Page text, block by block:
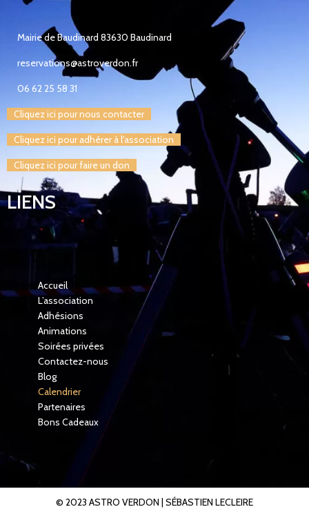
Mairie de Baudinard 83630 Baudinard
reservations@astroverdon.fr
06 62 25 58 31
Cliquez ici pour nous contacter
Cliquez ici pour adhérer à l'association
Cliquez ici pour faire un don
LIENS
Accueil
L’association
Adhésions
Animations
Soirées privées
Contactez-nous
Blog
Calendrier
Partenaires
Bons Cadeaux
© 2023 ASTRO VERDON | SÉBASTIEN LECLEIRE